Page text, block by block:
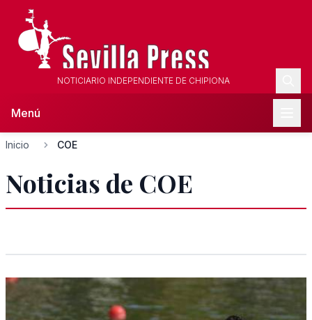
NOTICIARIO INDEPENDIENTE DE CHIPIONA
Menú
Inicio COE
Noticias de COE